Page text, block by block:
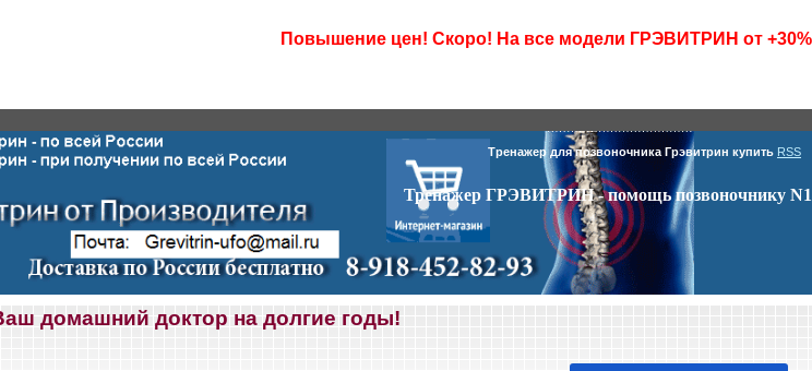
Повышение цен! Скоро! На все модели ГРЭВИТРИН от +30%
Тренажер для позвоночника Грэвитрин купить RSS
Тренажер ГРЭВИТРИН - помощь позвоночнику N1
домашний доктор на долгие годы!